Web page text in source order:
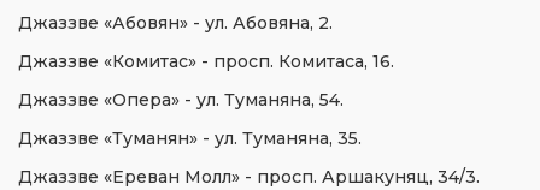
Джаззве «Абовян» - ул. Абовяна, 2.
Джаззве «Комитас» - просп. Комитаса, 16.
Джаззве «Опера» - ул. Туманяна, 54.
Джаззве «Туманян» - ул. Туманяна, 35.
Джаззве «Ереван Молл» - просп. Аршакуняц, 34/3.